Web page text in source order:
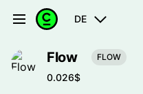
DE
Flow FLOW
0.026$